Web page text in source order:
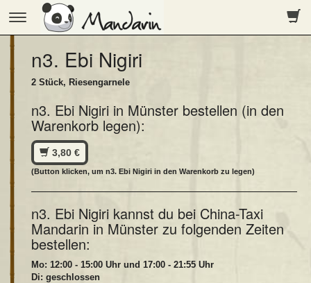
Toggle
navigation
n3. Ebi Nigiri
2 Stück, Riesengarnele
n3. Ebi Nigiri in Münster bestellen (in den
Warenkorb legen):
3,80 €
(Button klicken, um n3. Ebi Nigiri in den Warenkorb zu legen)
n3. Ebi Nigiri kannst du bei China-Taxi
Mandarin in Münster zu folgenden Zeiten
bestellen:
Mo: 12:00 - 15:00 Uhr und 17:00 - 21:55 Uhr
Di: geschlossen